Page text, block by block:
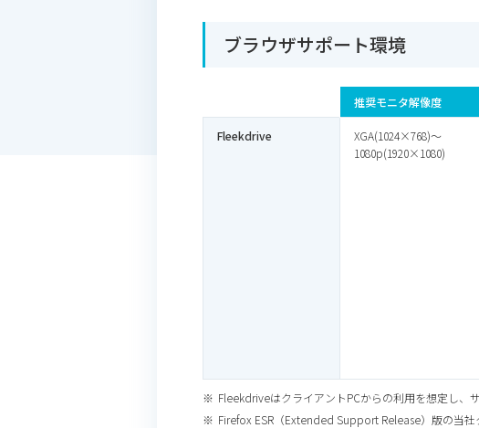
ブラウザサポート環境
推奨モニタ解像度
Fleekdrive
XGA(1024×768)～
1080p(1920×1080)
FleekdriveはクライアントPCからの利用を想定し、
Firefox ESR（Extended Support Release）版の当